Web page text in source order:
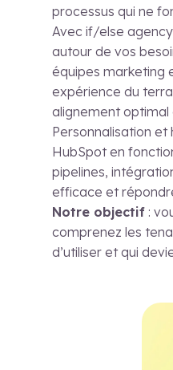
processus qui ne
Avec if/else
autour de vos
équipes marketing
expérience du
alignement
Personnalisation
HubSpot en
pipelines,
efficace et
Notre objectif:
comprenez les
d’utiliser et qui